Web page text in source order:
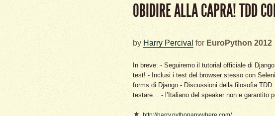
OBIDIRE ALLA CAPRA! TDD
by Harry Percival for EuroPython 2012
In breve: - Seguiremo il tutorial officiale di
test! - Inclusi i test del browser stesso con
forms di Django - Discussioni della filosofia
testare… - l’Italiano del speaker non e garantito